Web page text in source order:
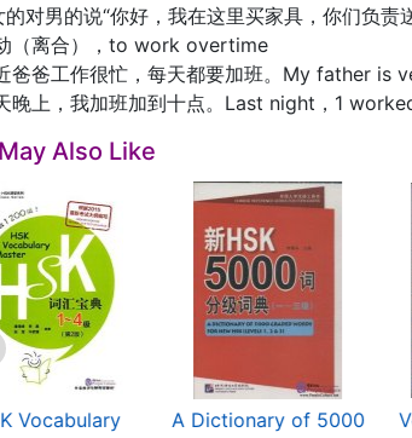
对男的说“你好，我在这里买家具，你们负责
（离合），to work overtime
爸爸工作很忙，每天都要加班。My father
晚上，我加班加到十点。Last night，1
Also Like
Vocabulary
A Dictionary of 5000